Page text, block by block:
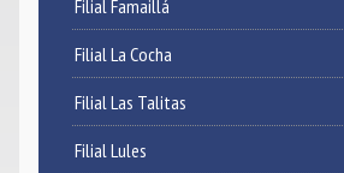
Filial Famaillá
Filial La Cocha
Filial Las Talitas
Filial Lules